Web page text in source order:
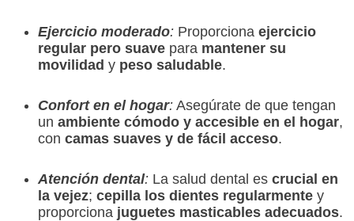
Ejercicio moderado: Proporciona ejercicio
regular pero suave para mantener su
movilidad y peso saludable.
Confort en el hogar: Asegúrate de que tengan
un ambiente cómodo y accesible en el hogar,
con camas suaves y de fácil acceso.
Atención dental: La salud dental es crucial en
la vejez; cepilla los dientes regularmente y
proporciona juguetes masticables adecuados.